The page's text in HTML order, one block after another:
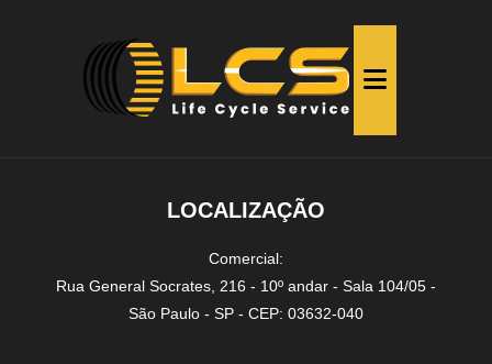
LOCALIZAÇÃO
Comercial:
Rua General Socrates, 216 - 10º andar - Sala 104/05 -
São Paulo - SP - CEP: 03632-040